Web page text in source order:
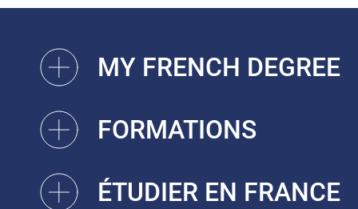
MY FRENCH DEGREE
FORMATIONS
ÉTUDIER EN FRANCE